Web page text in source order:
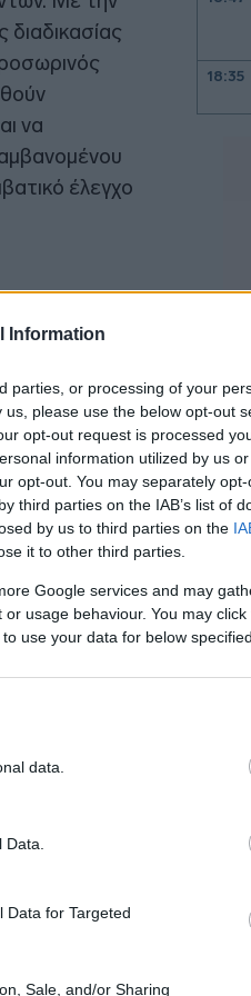
Information
parties, or processing of your
please use the below opt-out
opt-out request is processed
information utilized by us
opt-out. You may separately
third parties on the IAB’s list of
by us to third parties on the
it to other third parties.
Google services and may
usage behaviour. You may
use your data for below
data.
Data for Targeted
Sale, and/or Sharing
να
έλεγχο
υλοποίησης
του
το
την
για δύο
ομάδες
δρόμο να
από τη
18:35
17:47
17:41
17:19